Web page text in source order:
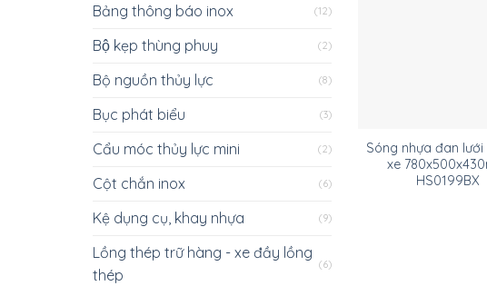
Bảng thông báo inox (12)
Bộ kẹp thùng phuy (2)
Bộ nguồn thủy lực (8)
Bục phát biểu (3)
Cẩu móc thủy lực mini (2)
Cột chắn inox (6)
Kệ dụng cụ, khay nhựa (9)
Lồng thép trữ hàng - xe đầy lồng
thép
(6)
Sóng nhựa đan lưới
xe
HS0199BX